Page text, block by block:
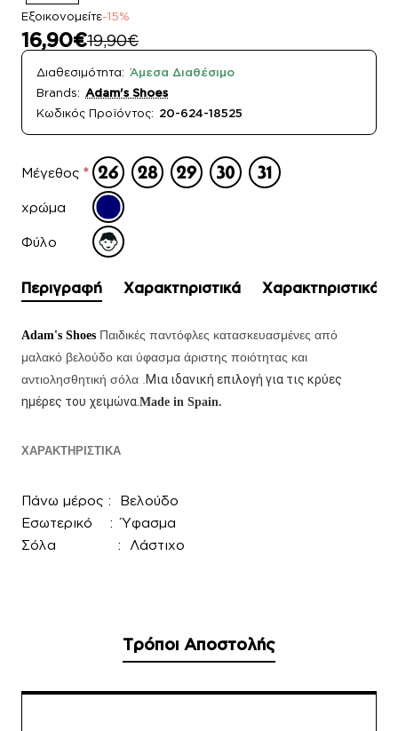
Εξοικονομείτε-15%
16,90€19,90€
Διαθεσιμότητα: Άμεσα Διαθέσιμο
Brands: Adam's Shoes
Κωδικός Προϊόντος: 20-624-18525
Μέγεθος
χρώμα
Φύλο
Περιγραφή Χαρακτηριστικά Χαρακτηριστικά
Adam's Shoes Παιδικές παντόφλες κατασκευασμένες από
μαλακό βελούδο και ύφασμα άριστης ποιότητας και
αντιολησθητική σόλα .Μια ιδανική επιλογή για τις κρύες
ημέρες του χειμώνα.Made in Spain.
ΧΑΡΑΚΤΗΡΙΣΤΙΚΑ
Πάνω μέρος : Βελούδο
Εσωτερικό : Ύφασμα
Σόλα : Λάστιχο
Τρόποι Αποστολής